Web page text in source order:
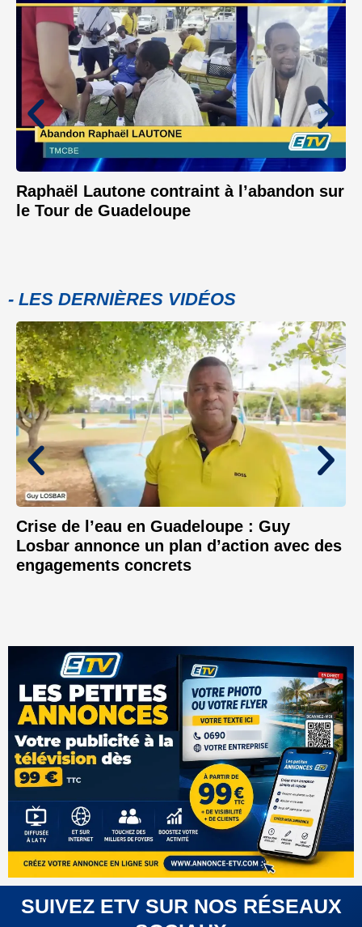
Raphaël Lautone contraint à l’abandon sur
le Tour de Guadeloupe
- LES DERNIÈRES VIDÉOS
Crise de l’eau en Guadeloupe : Guy
Losbar annonce un plan d’action avec des
engagements concrets
SUIVEZ ETV SUR NOS RÉSEAUX